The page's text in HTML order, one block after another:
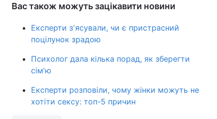
Вас також можуть зацікавити новини
Експерти з'ясували, чи є пристрасний
поцілунок зрадою
Психолог дала кілька порад, як зберегти
сім'ю
Експерти розповіли, чому жінки можуть не
хотіти сексу: топ-5 причин